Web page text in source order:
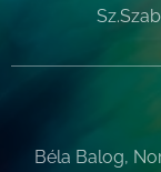
Béla Balog,